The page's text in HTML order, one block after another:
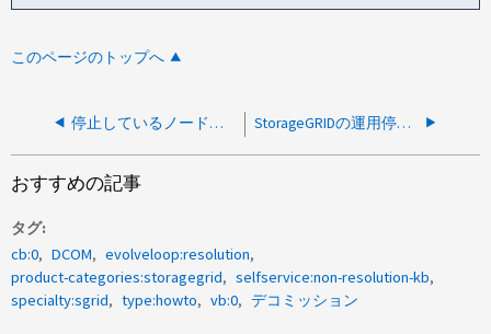
このページのトップへ
停止しているノードが多すぎるためStorageGRIDの運用停止が一時停止されました StorageGRIDの運用停止がイレイジャーコーディングデータの段階で99%で停止
おすすめの記事
タグ
cb:0
DCOM
evolveloop:resolution
product-categories:storagegrid
selfservice:non-resolution-kb
specialty:sgrid
type:howto vb:0 デコミッション